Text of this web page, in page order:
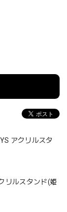
アクリルスタ
リルスタンド(姫